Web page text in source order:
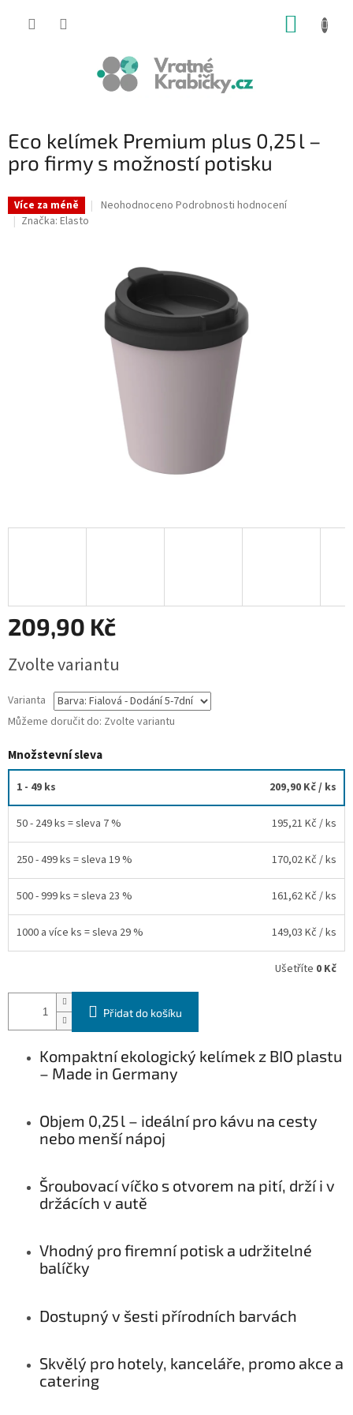
Eco kelímek Premium plus 0,25 l –
pro firmy s možností potisku
Více za méně
Průměrné
hvězdiček.
Neohodnoceno Podrobnosti hodnocení
Značka: Elasto
209,90 Kč
cena:
Zvolte variantu
Varianta
Můžeme doručit do: Zvolte variantu
Množstevní sleva
1 - 49 ks 209,90 Kč/ ks
50 - 249 ks = sleva 7 % 195,21 Kč / ks
250 - 499 ks = sleva 19 % 170,02 Kč / ks
500 - 999 ks = sleva 23 % 161,62 Kč / ks
1000 a více ks = sleva 29 % 149,03 Kč / ks
Ušetříte 0 Kč
Přidat do košíku
Kompaktní ekologický kelímek z BIO plastu
– Made in Germany
Objem 0,25 l – ideální pro kávu na cesty
nebo menší nápoj
Šroubovací víčko s otvorem na pití, drží i v
držácích v autě
Vhodný pro firemní potisk a udržitelné
balíčky
Dostupný v šesti přírodních barvách
Skvělý pro hotely, kanceláře, promo akce a
catering